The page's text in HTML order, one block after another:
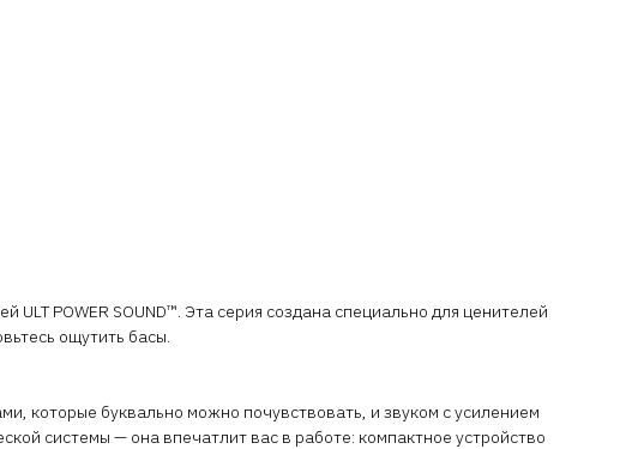
POWER SOUND™. Эта серия создана специально для ценителей
ощутить басы.
которые буквально можно почувствовать, и звуком с усилением
системы — она впечатлит вас в работе: компактное устройство